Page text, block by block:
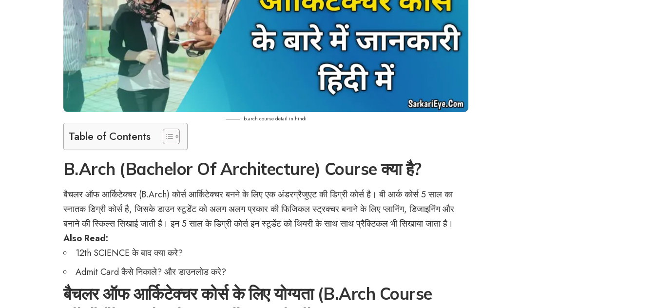
b.arch course detail in hindi
Table of Contents
B.Arch (Bachelor Of Architecture) Course क्या है?
बैचलर ऑफ आर्किटेक्चर (B.Arch) कोर्स आर्किटेक्चर बनने के लिए एक अंडरग्रैजुएट की डिग्री कोर्स है। बी आर्क कोर्स 5 साल का
स्नातक डिग्री कोर्स है, जिसके डाउन स्टूडेंट को अलग अलग प्रकार की फिजिकल स्ट्रक्चर बनाने के लिए प्लानिंग, डिजाइनिंग और
बनाने की स्किल्स सिखाई जाती है। इन 5 साल के डिग्री कोर्स इन स्टूडेंट को थियरी के साथ साथ प्रैक्टिकल भी सिखाया जाता है।
Also Read:
12th SCIENCE के बाद क्या करे?
Admit Card कैसे निकाले? और डाउनलोड करे?
बैचलर ऑफ आर्किटेक्चर कोर्स के लिए योग्यता (B.Arch Course